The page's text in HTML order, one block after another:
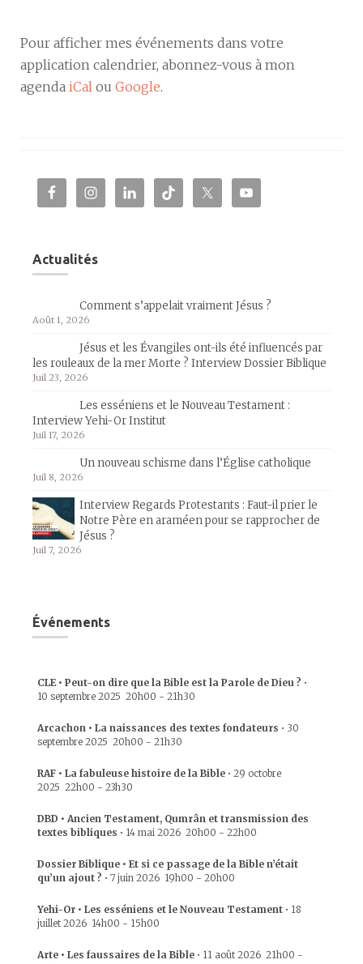
Pour afficher mes événements dans votre
application calendrier, abonnez-vous à mon
agenda iCal ou Google.
Actualités
Comment s’appelait vraiment Jésus ?
Août 1, 2026
Jésus et les Évangiles ont-ils été influencés par
les rouleaux de la mer Morte ? Interview Dossier Biblique
Juil 23, 2026
Les esséniens et le Nouveau Testament :
Interview Yehi-Or Institut
Juil 17, 2026
Un nouveau schisme dans l’Église catholique
Juil 8, 2026
Interview Regards Protestants : Faut-il prier le
Notre Père en araméen pour se rapprocher de
Jésus ?
Juil 7, 2026
Événements
CLE • Peut-on dire que la Bible est la Parole de Dieu ? •
10 septembre 2025 20h00 - 21h30
Arcachon • La naissances des textes fondateurs • 30
septembre 2025 20h00 - 21h30
RAF • La fabuleuse histoire de la Bible • 29 octobre
2025 22h00 - 23h30
DBD • Ancien Testament, Qumrân et transmission des
textes bibliques • 14 mai 2026 20h00 - 22h00
Dossier Biblique • Et si ce passage de la Bible n’était
qu’un ajout ? • 7 juin 2026 19h00 - 20h00
Yehi-Or • Les esséniens et le Nouveau Testament • 18
juillet 2026 14h00 - 15h00
Arte • Les faussaires de la Bible • 11 août 2026 21h00 -